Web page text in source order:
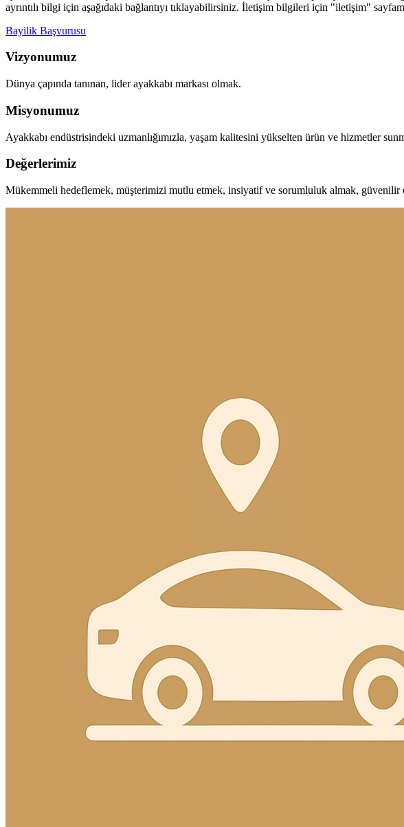
ayrıntılı bilgi için aşağıdaki bağlantıyı tıklayabilirsiniz. İletişim bilgileri için "iletişim"
Bayilik Başvurusu
Vizyonumuz
Dünya çapında tanınan, lider ayakkabı markası olmak.
Misyonumuz
Ayakkabı endüstrisindeki uzmanlığımızla, yaşam kalitesini yükselten ürün ve hizmetler
Değerlerimiz
Mükemmeli hedeflemek, müşterimizi mutlu etmek, insiyatif ve sorumluluk almak, güvenilir